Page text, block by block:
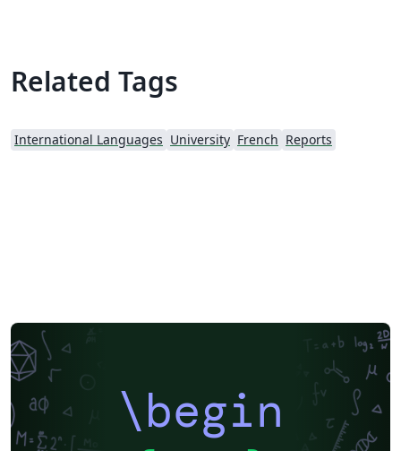
Related Tags
International Languages University French Reports
\begin